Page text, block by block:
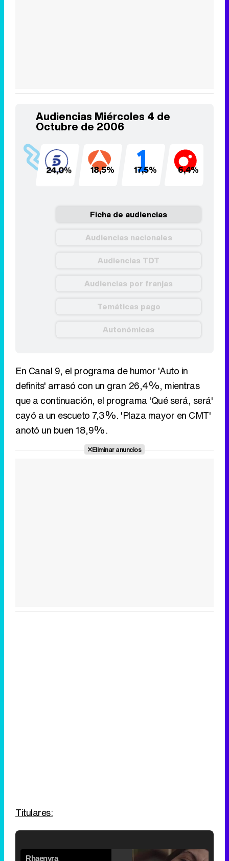
Audiencias Miércoles 4 de
Octubre de 2006
24,0% 18,5% 17,5% 6,4%
Ficha de audiencias
Audiencias nacionales
Audiencias TDT
Audiencias por franjas
Temáticas pago
Autonómicas
En Canal 9, el programa de humor 'Auto in
definits' arrasó con un gran 26,4%, mientras
que a continuación, el programa 'Qué será, será'
cayó a un escueto 7,3%. 'Plaza mayor en CMT'
anotó un buen 18,9%.
Eliminar anuncios
Titulares: